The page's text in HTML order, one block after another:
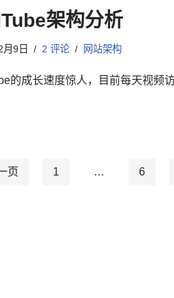
架构分析
月9日 2 评论 网站架构
的成长速度惊人，目前每天视频
页 1 … 6